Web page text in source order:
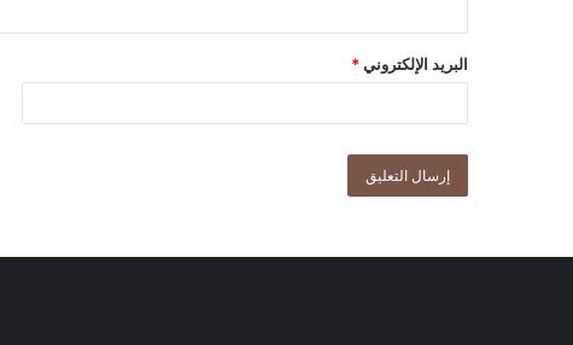
البريد الإلكتروني *